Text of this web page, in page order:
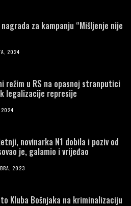
za kampanju “Mišljenje nije
2024
režim u RS na opasnoj stranputici
legalizacije represije
2024
novinarka N1 dobila i poziv od
je, galamio i vrijeđao
2023
Kluba Bošnjaka na kriminalizaciju